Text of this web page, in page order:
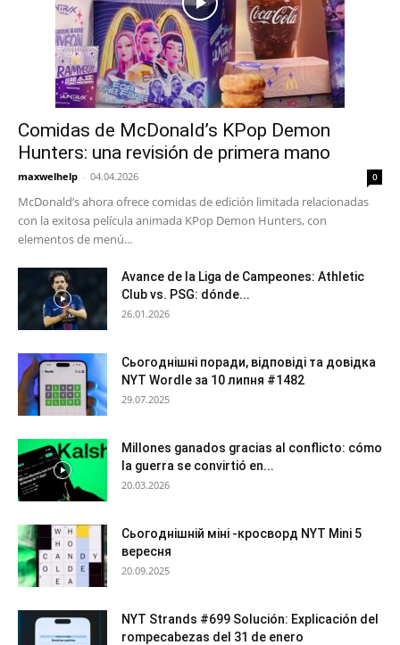
Comidas de McDonald’s KPop Demon
Hunters: una revisión de primera mano
maxwelhelp - 04.04.2026 0
McDonald’s ahora ofrece comidas de edición limitada relacionadas
con la exitosa película animada KPop Demon Hunters, con
elementos de menú...
Avance de la Liga de Campeones: Athletic
Club vs. PSG: dónde...
26.01.2026
Сьогоднішні поради, відповіді та довідка
NYT Wordle за 10 липня #1482
29.07.2025
Millones ganados gracias al conflicto: cómo
la guerra se convirtió en...
20.03.2026
Сьогоднішній міні -кросворд NYT Mini 5
вересня
20.09.2025
NYT Strands #699 Solución: Explicación del
rompecabezas del 31 de enero